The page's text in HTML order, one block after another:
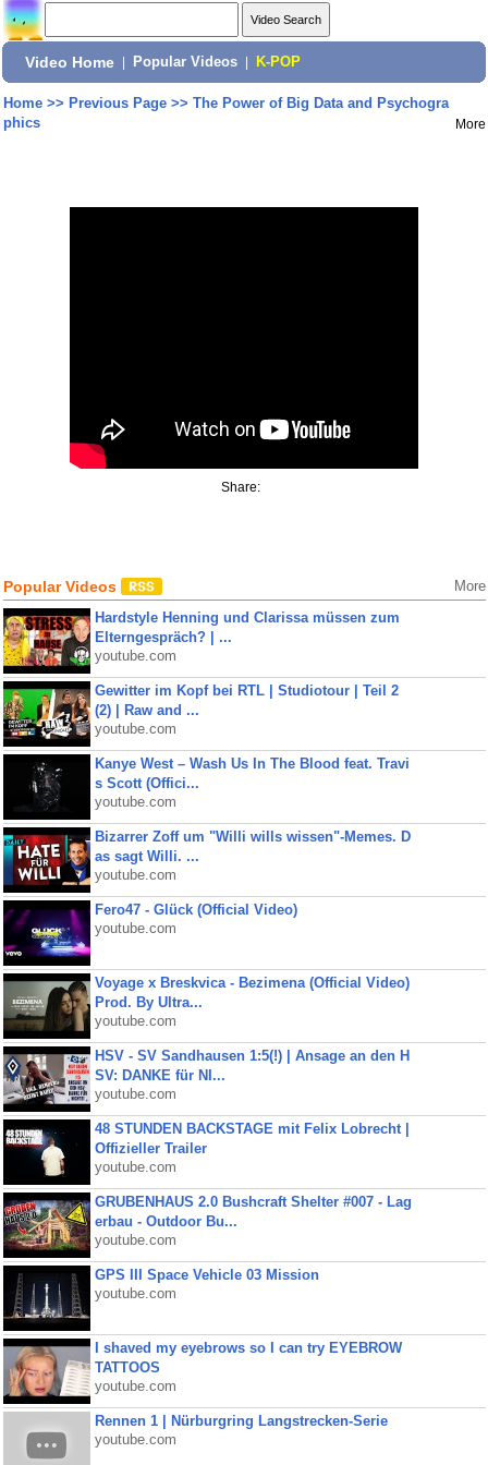
Video Home Popular Videos K-POP
Home>> Previous Page>> The Power of Big Data and Psychogra
phics
More
Share:
Popular Videos More
Hardstyle Henning und Clarissa müssen zum
Elterngespräch? | ...
youtube.com
Gewitter im Kopf bei RTL | Studiotour | Teil 2
(2) | Raw and ...
youtube.com
Kanye West – Wash Us In The Blood feat. Travi
s Scott (Offici...
youtube.com
Bizarrer Zoff um "Willi wills wissen"-Memes. D
as sagt Willi. ...
youtube.com
Fero47 - Glück (Official Video)
youtube.com
Voyage x Breskvica - Bezimena (Official Video)
Prod. By Ultra...
youtube.com
HSV - SV Sandhausen 1:5(!) | Ansage an den H
SV: DANKE für NI...
youtube.com
48 STUNDEN BACKSTAGE mit Felix Lobrecht |
Offizieller Trailer
youtube.com
GRUBENHAUS 2.0 Bushcraft Shelter #007 - Lag
erbau - Outdoor Bu...
youtube.com
GPS III Space Vehicle 03 Mission
youtube.com
I shaved my eyebrows so I can try EYEBROW
TATTOOS
youtube.com
Rennen 1 | Nürburgring Langstrecken-Serie
youtube.com